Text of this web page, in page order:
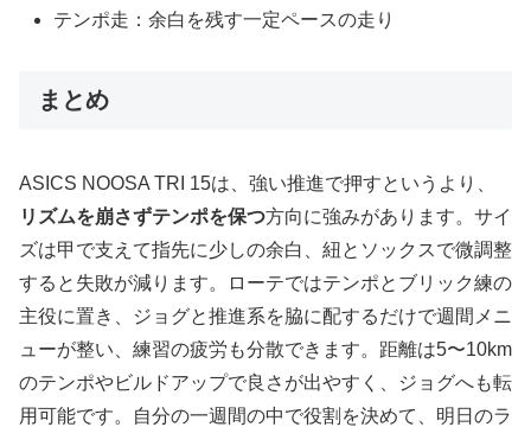
テンポ走：余白を残す一定ペースの走り
まとめ
ASICS NOOSA TRI 15は、強い推進で押すというより、
リズムを崩さずテンポを保つ方向に強みがあります。サイ
ズは甲で支えて指先に少しの余白、紐とソックスで微調整
すると失敗が減ります。ローテではテンポとブリック練の
主役に置き、ジョグと推進系を脇に配するだけで週間メニ
ューが整い、練習の疲労も分散できます。距離は5〜10km
のテンポやビルドアップで良さが出やすく、ジョグへも転
用可能です。自分の一週間の中で役割を決めて、明日のラ